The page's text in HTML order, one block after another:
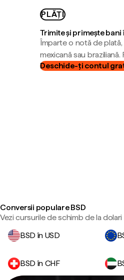
PLĂȚI
Trimite și primește
Împarte o notă de
mexicană sau
Deschide-ți contul
Conversii populare BSD
Vezi cursurile de schimb de la
BSD în USD
BSD în CHF